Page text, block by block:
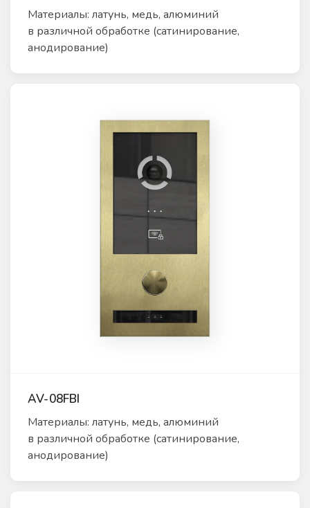
Материалы: латунь, медь, алюминий
в различной обработке (сатинирование,
анодирование)
AV-08FBI
Материалы: латунь, медь, алюминий
в различной обработке (сатинирование,
анодирование)